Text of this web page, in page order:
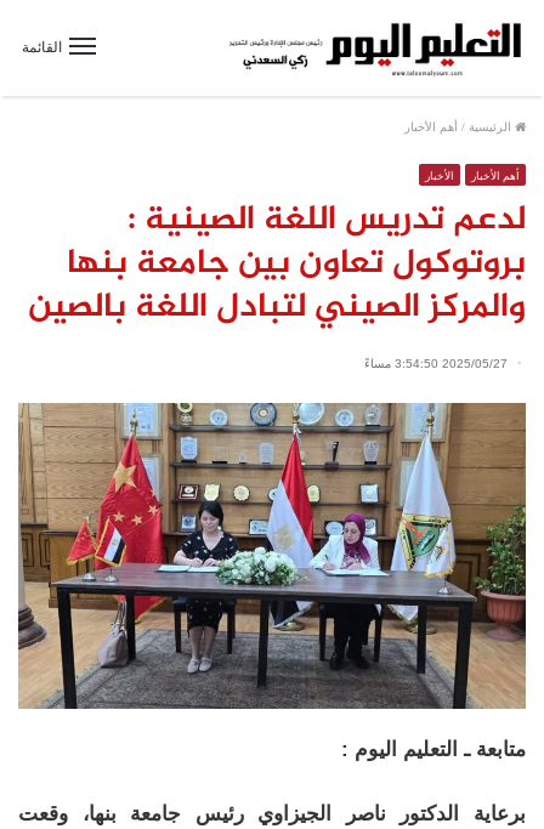
القائمة
الرئيسية / أهم الأخبار
أهم الأخبار الأخبار
لدعم تدريس اللغة الصينية :
بروتوكول تعاون بين جامعة بنها
والمركز الصيني لتبادل اللغة بالصين
2025/05/27 3:54:50 مساءً
متابعة ـ التعليم اليوم :
برعاية الدكتور ناصر الجيزاوي رئيس جامعة بنها، وقعت